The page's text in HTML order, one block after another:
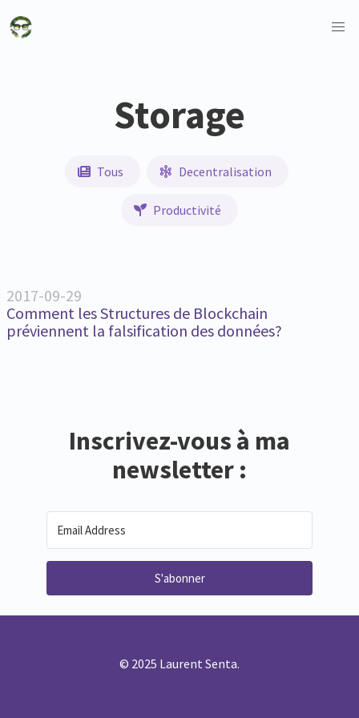
Storage
Tous Decentralisation
Productivité
2017-09-29
Comment les Structures de Blockchain
préviennent la falsification des données?
Inscrivez-vous à ma
newsletter :
S'abonner
© 2025 Laurent Senta.